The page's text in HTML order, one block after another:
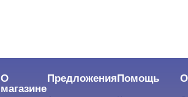
О
магазине
ПредложенияПомощь